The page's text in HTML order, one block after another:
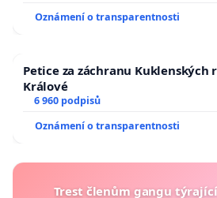
Oznámení o transparentnosti
Petice za záchranu Kuklenských
Králové
6 960 podpisů
Oznámení o transparentnosti
Trest členům gangu